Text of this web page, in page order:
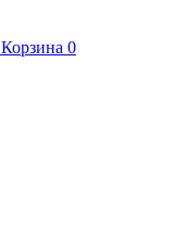
Корзина 0